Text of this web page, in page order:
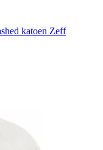
katoen Zeff